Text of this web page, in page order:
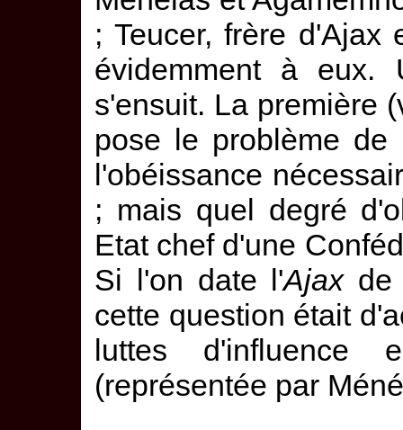
; Teucer, frère d'Ajax
évidemment à eux.
s'ensuit. La première
pose le problème
l'obéissance
; mais quel degré
Etat chef d'une
Si l'on date l'Ajaxde
cette question était
luttes d'influence
(représentée par